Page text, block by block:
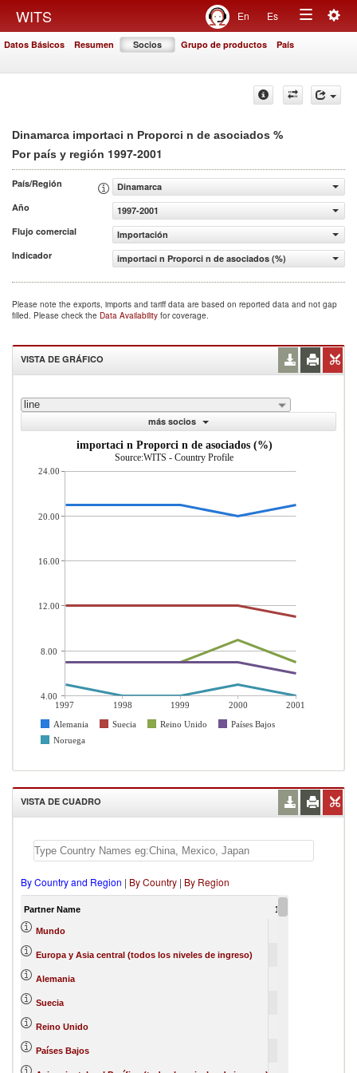
WITS En Es
Toggle
Datos Básicos Resumen Socios Grupo de productos País
Dinamarca importaci n Proporci n de asociados %
Por país y región 1997-2001
País/Región
Dinamarca
Año
1997-2001
Flujo comercial
Importación
Indicador
importaci n Proporci n de asociados (%)
Please note the exports, imports and tariff data are based on reported data and not gap
filled. Please check the Data Availability for coverage.
VISTA DE GRÁFICO
line
más socios
importaci n Proporci n de asociados (%)
Source:WITS - Country Profile
1997 1998 1999 2000
2001
Alemania
Suecia Reino Unido
Países Bajos
Noruega
24.00
20.00
16.00
12.00
8.00
4.00
VISTA DE CUADRO
By Country and Region | By Country | By Region
Partner Name 1997
Mundo
Europa y Asia central (todos los niveles de ingreso)
Alemania
Suecia
Reino Unido
Países Bajos